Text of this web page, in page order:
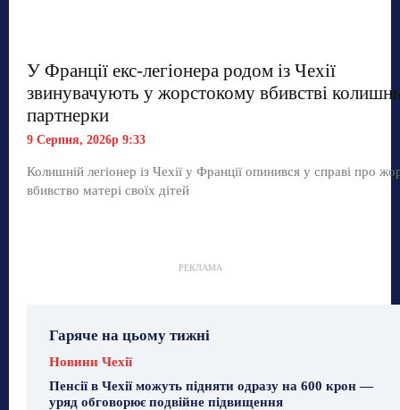
У Франції екс-легіонера родом із Чехії
звинувачують у жорстокому вбивстві
партнерки
9 Серпня, 2026р 9:33
Колишній легіонер із Чехії у Франції опинився у справі про
вбивство матері своїх дітей
РЕКЛАМА
Гаряче на цьому тижні
Новини Чехії
Пенсії в Чехії можуть підняти одразу на 600 крон —
уряд обговорює подвійне підвищення